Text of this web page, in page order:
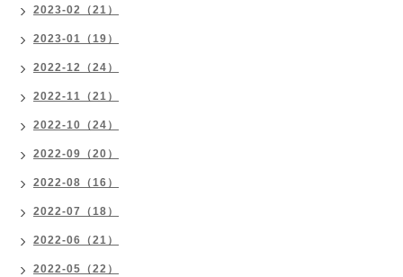
2023-02（21）
2023-01（19）
2022-12（24）
2022-11（21）
2022-10（24）
2022-09（20）
2022-08（16）
2022-07（18）
2022-06（21）
2022-05（22）